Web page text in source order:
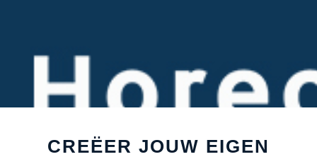
CREËER JOUW EIGEN